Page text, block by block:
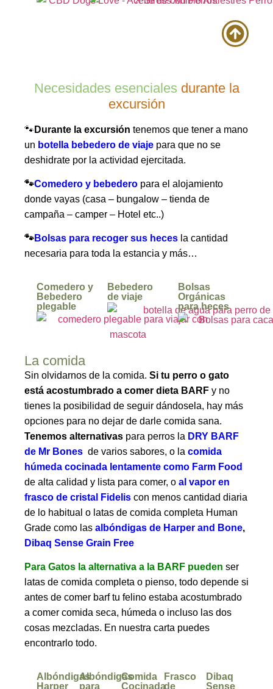
Necesidades esenciales durante la
excursión
🐾 Durante la excursión tenemos que tener a mano
un botella bebedero de viaje para que no se
deshidrate por la actividad ejercitada.
🐾Comedero y bebedero para el alojamiento
donde vayas (casa – bungalow – tienda de
campaña – camper – Hotel etc..)
🐾Bolsas para recoger sus heces la cantidad
necesaria para toda la estancia y más…
Comedero y
Bebedero
plegable
Bebedero
de viaje
Bolsas
Orgánicas
para heces
La comida
Sin olvidarnos de la comida. Si tu perro o gato
está acostumbrado a comer dieta BARF y no
tienes la posibilidad de seguir dándosela, hay más
opciones para no dejar de darle comida sana.
Tenemos alternativas para perros la DRY BARF
de Mr Bones de varios sabores, o la comida
húmeda cocinada lentamente como Farm Food
de alta calidad y lista para comer, o al vapor en
frasco de cristal Fidelis con menos cantidad diaria
de lo habitual o latas de comida completa Human
Grade como las albóndigas de Harper and Bone,
Dibaq Sense Grain Free
Para Gatos la alternativa a la BARF pueden ser
latas de comida completa o pienso, todo depende si
antes de comer barf tu felino estaba acostumbrado
a comer comida seca, húmeda o incluso las dos
cosas mezcladas. En nuestra carta puedes
encontrarlo todo.
Albóndigas
Harper
Albóndigas
para
Comida
Cocinada
Frasco
de
Dibaq
Sense